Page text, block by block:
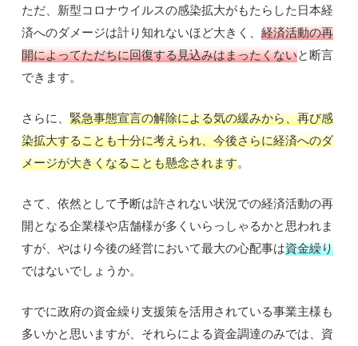
ただ、新型コロナウイルスの感染拡大がもたらした日本経
済へのダメージは計り知れないほど大きく、経済活動の再
開によってただちに回復する見込みはまったくないと断言
できます。
さらに、緊急事態宣言の解除による気の緩みから、再び感
染拡大することも十分に考えられ、今後さらに経済へのダ
メージが大きくなることも懸念されます。
さて、依然として予断は許されない状況での経済活動の再
開となる企業様や店舗様が多くいらっしゃるかと思われま
すが、やはり今後の経営において最大の心配事は資金繰り
ではないでしょうか。
すでに政府の資金繰り支援策を活用されている事業主様も
多いかと思いますが、それらによる資金調達のみでは、資